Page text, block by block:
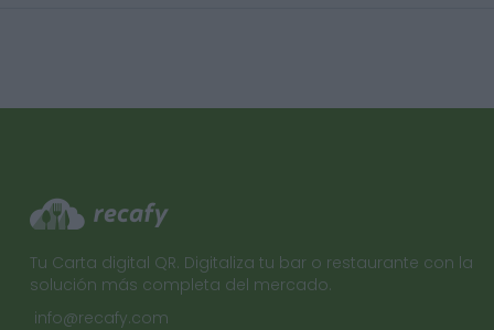
Tu Carta digital QR. Digitaliza tu bar o restaurante con la
solución más completa del mercado.
info@recafy.com